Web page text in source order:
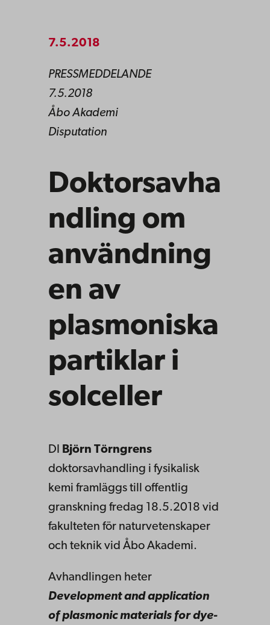
7.5.2018
PRESSMEDDELANDE
7.5.2018
Åbo Akademi
Disputation
Doktorsavha
ndling om
användning
en av
plasmoniska
partiklar i
solceller
DI
Björn Törngrens
doktorsavhandling i fysikalisk
kemi framläggs till offentlig
granskning fredag 18.5.2018 vid
fakulteten för naturvetenskaper
och teknik vid Åbo Akademi.
Avhandlingen heter
Development and application
of plasmonic materials for dye-